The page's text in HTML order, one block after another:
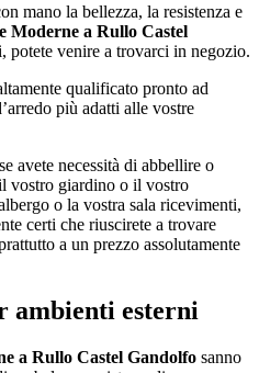
mano la bellezza, la resistenza e
Moderne a Rullo Castel
potete venire a trovarci in negozio.
qualificato pronto ad
più adatti alle vostre
avete necessità di abbellire o
vostro giardino o il vostro
o la vostra sala ricevimenti,
certi che riuscirete a trovare
a un prezzo assolutamente
ambienti esterni
a Rullo Castel Gandolfo sanno